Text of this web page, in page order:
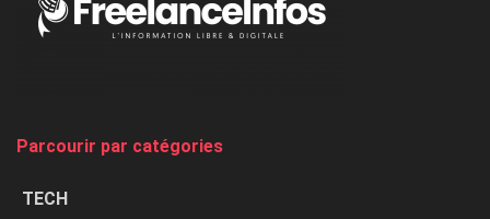
Nigeria,
Parcourir par catégories
TECH